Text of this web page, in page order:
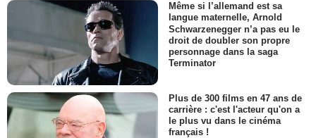
Même si l’allemand est sa
langue maternelle, Arnold
Schwarzenegger n’a pas eu le
droit de doubler son propre
personnage dans la saga
Terminator
Plus de 300 films en 47 ans de
carrière : c'est l'acteur qu'on a
le plus vu dans le cinéma
français !